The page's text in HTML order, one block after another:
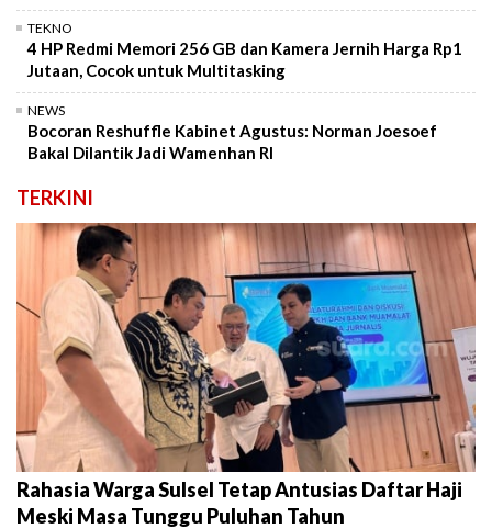
TEKNO
4 HP Redmi Memori 256 GB dan Kamera Jernih Harga Rp1
Jutaan, Cocok untuk Multitasking
NEWS
Bocoran Reshuffle Kabinet Agustus: Norman Joesoef
Bakal Dilantik Jadi Wamenhan RI
TERKINI
Rahasia Warga Sulsel Tetap Antusias Daftar Haji
Meski Masa Tunggu Puluhan Tahun